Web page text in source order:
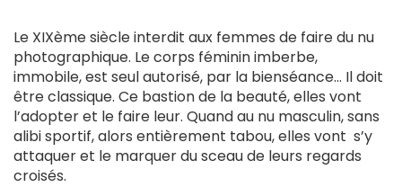
Le XIXème siècle interdit aux femmes de faire du nu
photographique. Le corps féminin imberbe,
immobile, est seul autorisé, par la bienséance… Il doit
être classique. Ce bastion de la beauté, elles vont
l’adopter et le faire leur. Quand au nu masculin, sans
alibi sportif, alors entièrement tabou, elles vont s’y
attaquer et le marquer du sceau de leurs regards
croisés.